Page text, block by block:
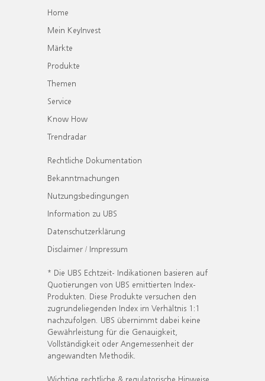
Home
Mein KeyInvest
Märkte
Produkte
Themen
Service
Know How
Trendradar
Rechtliche Dokumentation
Bekanntmachungen
Nutzungsbedingungen
Information zu UBS
Datenschutzerklärung
Disclaimer / Impressum
* Die UBS Echtzeit- Indikationen basieren auf
Quotierungen von UBS emittierten Index-
Produkten. Diese Produkte versuchen den
zugrundeliegenden Index im Verhältnis 1:1
nachzufolgen. UBS übernimmt dabei keine
Gewährleistung für die Genauigkeit,
Vollständigkeit oder Angemessenheit der
angewandten Methodik.